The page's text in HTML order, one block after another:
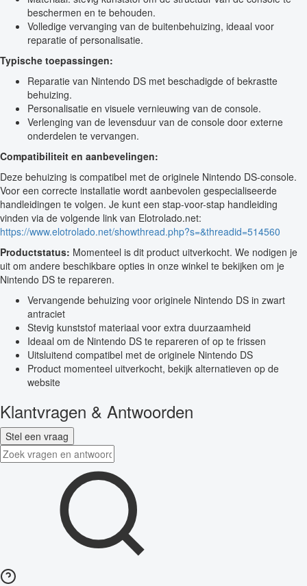
beschermen en te behouden.
Volledige vervanging van de buitenbehuizing, ideaal voor
reparatie of personalisatie.
Typische toepassingen:
Reparatie van Nintendo DS met beschadigde of bekrastte
behuizing.
Personalisatie en visuele vernieuwing van de console.
Verlenging van de levensduur van de console door externe
onderdelen te vervangen.
Compatibiliteit en aanbevelingen:
Deze behuizing is compatibel met de originele Nintendo DS-console.
Voor een correcte installatie wordt aanbevolen gespecialiseerde
handleidingen te volgen. Je kunt een stap-voor-stap handleiding
vinden via de volgende link van Elotrolado.net:
https://www.elotrolado.net/showthread.php?s=&threadid=514560
Productstatus: Momenteel is dit product uitverkocht. We nodigen je
uit om andere beschikbare opties in onze winkel te bekijken om je
Nintendo DS te repareren.
Vervangende behuizing voor originele Nintendo DS in zwart
antraciet
Stevig kunststof materiaal voor extra duurzaamheid
Ideaal om de Nintendo DS te repareren of op te frissen
Uitsluitend compatibel met de originele Nintendo DS
Product momenteel uitverkocht, bekijk alternatieven op de
website
Klantvragen & Antwoorden
Stel een vraag